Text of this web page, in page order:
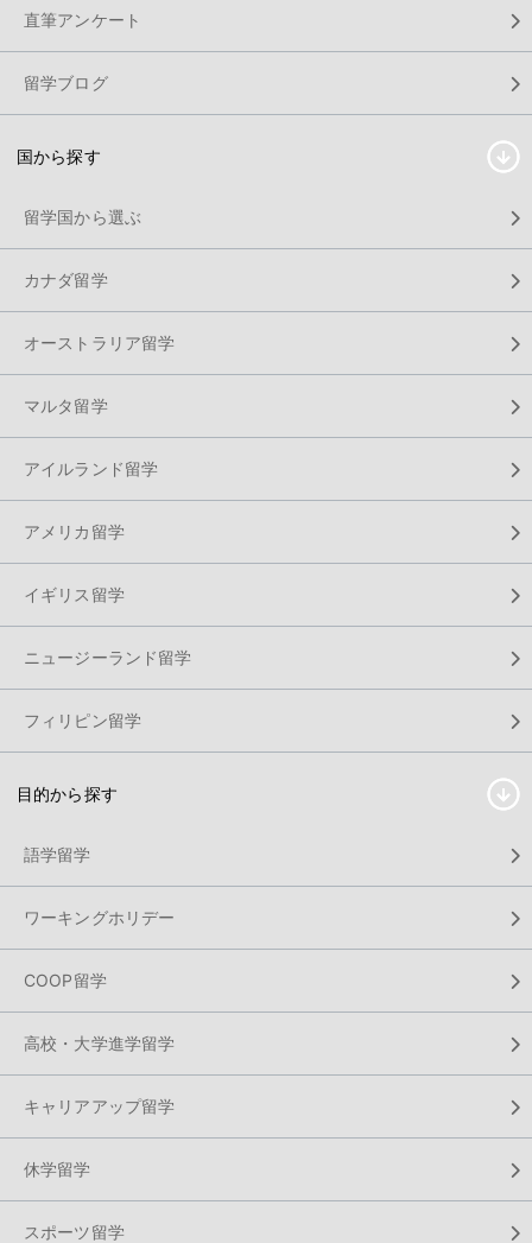
直筆アンケート
留学ブログ
国から探す
留学国から選ぶ
カナダ留学
オーストラリア留学
マルタ留学
アイルランド留学
アメリカ留学
イギリス留学
ニュージーランド留学
フィリピン留学
目的から探す
語学留学
ワーキングホリデー
COOP留学
高校・大学進学留学
キャリアアップ留学
休学留学
スポーツ留学